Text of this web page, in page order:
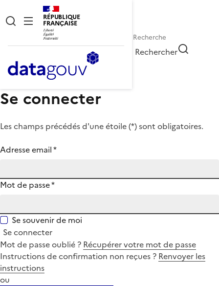
RÉPUBLIQUE
FRANÇAISE
Rechercher
Se connecter
Les champs précédés d'une étoile (*) sont obligatoires.
Adresse email*
Mot de passe*
Se souvenir de moi
Se connecter
Mot de passe oublié ? Récupérer votre mot de passe
Instructions de confirmation non reçues ? Renvoyer les
instructions
ou